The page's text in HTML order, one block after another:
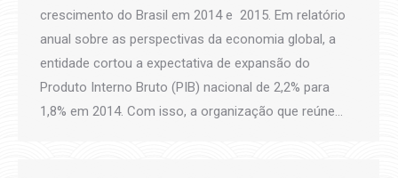
crescimento do Brasil em 2014 e 2015. Em relatório
anual sobre as perspectivas da economia global, a
entidade cortou a expectativa de expansão do
Produto Interno Bruto (PIB) nacional de 2,2% para
1,8% em 2014. Com isso, a organização que reúne…